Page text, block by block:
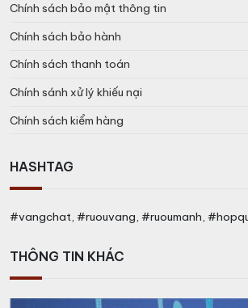
Chính sách bảo mật thông tin
Chính sách bảo hành
Chính sách thanh toán
Chính sánh xử lý khiếu nại
Chính sách kiểm hàng
HASHTAG
#vangchat, #ruouvang, #ruoumanh,
THÔNG TIN KHÁC